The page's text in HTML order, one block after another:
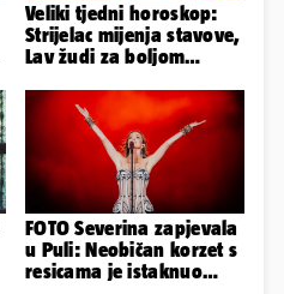
Veliki tjedni horoskop:
Strijelac mijenja stavove,
Lav žudi za boljom
FOTO Severina zapjevala
u Puli: Neobičan korzet s
resicama je istaknuo